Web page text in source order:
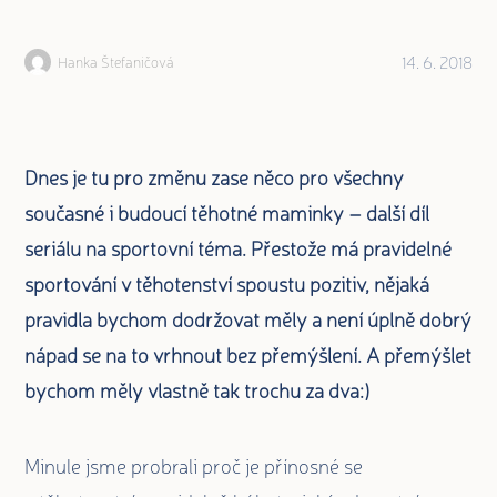
Hanka Štefaničová 14. 6. 2018
Dnes je tu pro změnu zase něco pro všechny
současné i budoucí těhotné maminky – další díl
seriálu na sportovní téma. Přestože má pravidelné
sportování v těhotenství spoustu pozitiv, nějaká
pravidla bychom dodržovat měly a není úplně dobrý
nápad se na to vrhnout bez přemýšlení. A přemýšlet
bychom měly vlastně tak trochu za dva:)
Minule jsme probrali proč je přínosné se